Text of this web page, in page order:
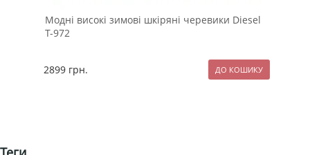
Модні високі зимові шкіряні черевики Diesel
Т-972
2899 грн.